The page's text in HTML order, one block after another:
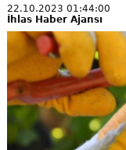
22.10.2023 01:44:00
İhlas Haber Ajansı